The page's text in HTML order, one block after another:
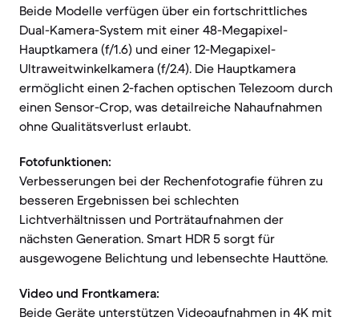
Beide Modelle verfügen über ein fortschrittliches
Dual-Kamera-System mit einer 48-Megapixel-
Hauptkamera (f/1.6) und einer 12-Megapixel-
Ultraweitwinkelkamera (f/2.4). Die Hauptkamera
ermöglicht einen 2-fachen optischen Telezoom durch
einen Sensor-Crop, was detailreiche Nahaufnahmen
ohne Qualitätsverlust erlaubt.
Fotofunktionen:
Verbesserungen bei der Rechenfotografie führen zu
besseren Ergebnissen bei schlechten
Lichtverhältnissen und Porträtaufnahmen der
nächsten Generation. Smart HDR 5 sorgt für
ausgewogene Belichtung und lebensechte Hauttöne.
Video und Frontkamera:
Beide Geräte unterstützen Videoaufnahmen in 4K mit